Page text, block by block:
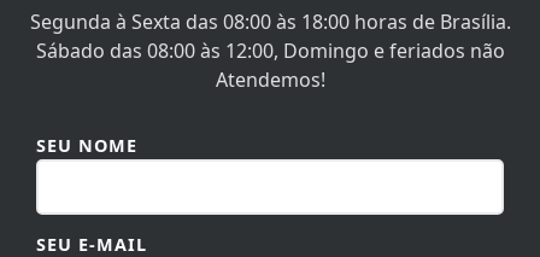
Segunda à Sexta das 08:00 às 18:00 horas de Brasília.
Sábado das 08:00 às 12:00, Domingo e feriados não
Atendemos!
SEU NOME
SEU E-MAIL